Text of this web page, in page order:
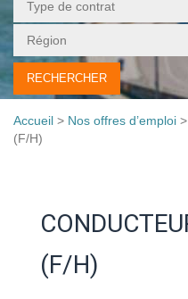
Accueil > Nos offres d’emploi >
(F/H)
(F/H)